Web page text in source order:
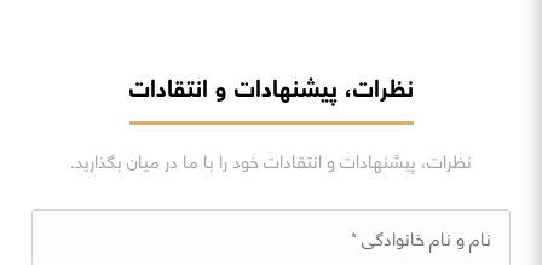
نظرات، پیشنهادات و انتقادات
نظرات، پیشنهادات و انتقادات خود را با ما در میان بگذارید.